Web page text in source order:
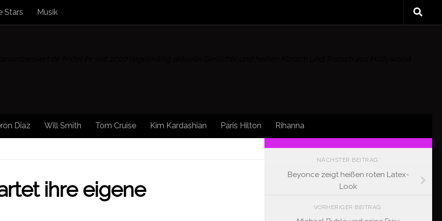
Stars Musik
Diaz Will Smith Tom Cruise Kim Kardashian Paris Hilton Rihanna
ihre eigene
NÄCHSTER BEITRAG
Beyonce zeigt heißen roten Latex-
Look
VORHERIGER BEITRAG